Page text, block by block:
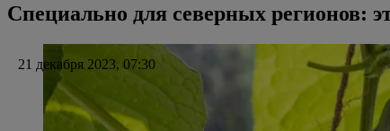
Специально для северных регионов:
21 декабря 2023, 07:30